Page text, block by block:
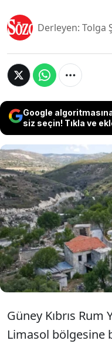
Derleyen: Tolga
Google
siz seçin! Tıkla ve
Güney Kıbrıs
edilmiş Trozena
yatırımcının
Rum basınında
İsrailli
fiyatlarla aldı.
yeni hedefinin
yaşadığı Fasli
Güney Kıbrıs Rum
Limasol bölgesine